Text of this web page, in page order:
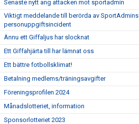
Senaste nytt ang attacken mot sportadmin
Viktigt meddelande till berörda av SportAdmins
personuppgiftsincident
Ännu ett Giffaljus har slocknat
Ett Giffahjärta till har lämnat oss
Ett bättre fotbollsklimat!
Betalning medlems/träningsavgifter
Föreningsprofilen 2024
Månadslotteriet, information
Sponsorlotteriet 2023